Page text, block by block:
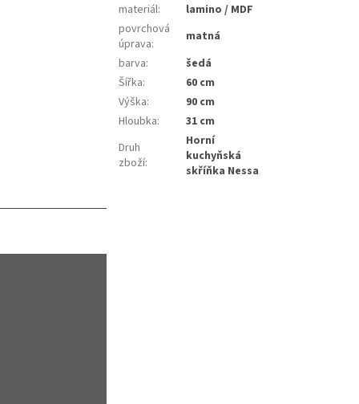
materiál:
lamino / MDF
povrchová
úprava:
matná
barva:
šedá
Šířka:
60 cm
Výška:
90 cm
Hloubka:
31 cm
Druh
zboží:
Horní
kuchyňská
skříňka Nessa